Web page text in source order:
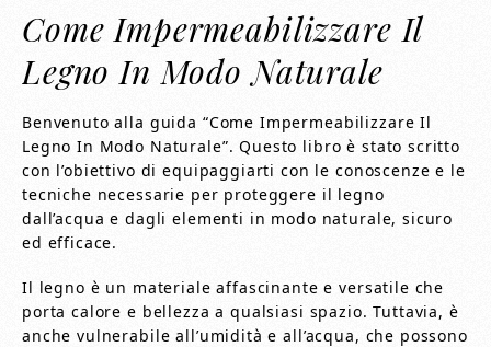
Come Impermeabilizzare Il
Legno In Modo Naturale
Benvenuto alla guida “Come Impermeabilizzare Il
Legno In Modo Naturale”. Questo libro è stato scritto
con l’obiettivo di equipaggiarti con le conoscenze e le
tecniche necessarie per proteggere il legno
dall’acqua e dagli elementi in modo naturale, sicuro
ed efficace.
Il legno è un materiale affascinante e versatile che
porta calore e bellezza a qualsiasi spazio. Tuttavia, è
anche vulnerabile all’umidità e all’acqua, che possono